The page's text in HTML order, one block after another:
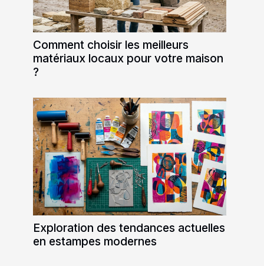
Comment choisir les meilleurs
matériaux locaux pour votre maison
?
Exploration des tendances actuelles
en estampes modernes